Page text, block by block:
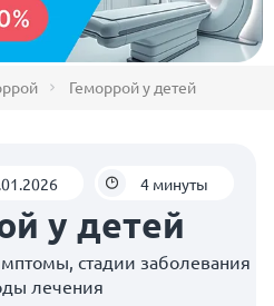
Геморрой у детей
4 минуты
у детей
стадии заболевания
лечения